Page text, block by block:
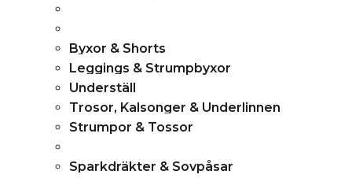
Byxor & Shorts
Leggings & Strumpbyxor
Underställ
Trosor, Kalsonger & Underlinnen
Strumpor & Tossor
Sparkdräkter & Sovpåsar